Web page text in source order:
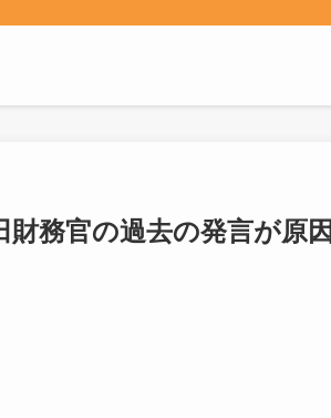
財務官の過去の発言が原因